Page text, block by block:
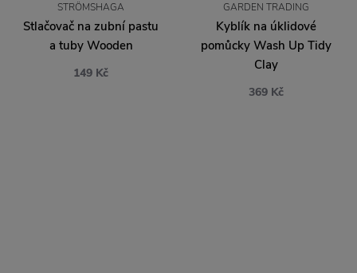
STRÖMSHAGA
Stlačovač na zubní pastu
a tuby Wooden
149 Kč
GARDEN TRADING
Kyblík na úklidové
pomůcky Wash Up Tidy
Clay
369 Kč